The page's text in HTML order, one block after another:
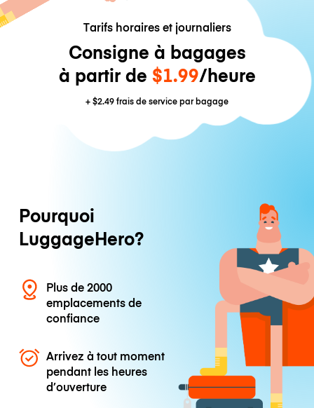
Tarifs horaires et journaliers
Consigne à bagages
à partir de $1.99/heure
+$2.49frais de service par bagage
Pourquoi
LuggageHero?
Plus de 2000
emplacements de
confiance
Arrivez à tout moment
pendant les heures
d’ouverture